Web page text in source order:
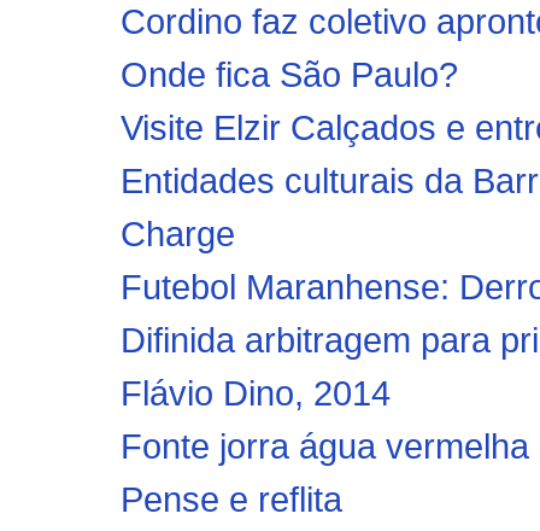
Cordino faz coletivo
Onde fica São Paulo?
Visite Elzir Calçados e
Entidades culturais da
Charge
Futebol Maranhense:
Difinida arbitragem para
Flávio Dino, 2014
Fonte jorra água
Pense e reflita